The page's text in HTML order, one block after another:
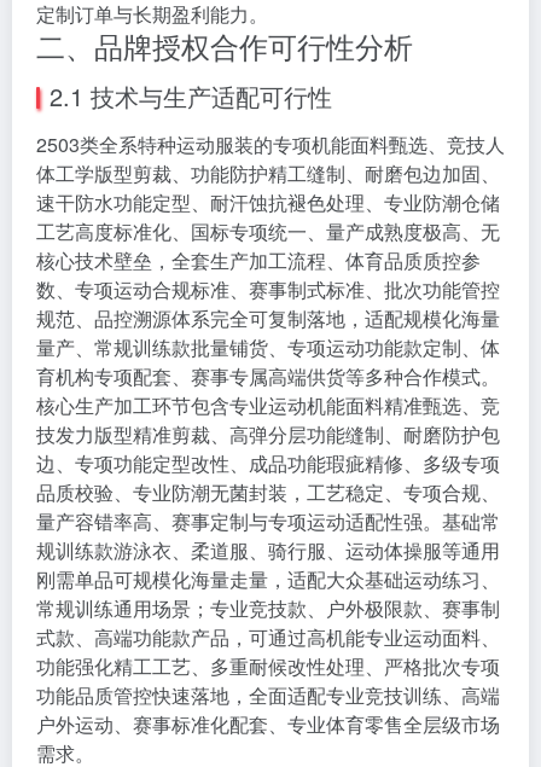
定制订单与长期盈利能力。
二、品牌授权合作可行性分析
2.1 技术与生产适配可行性
2503类全系特种运动服装的专项机能面料甄选、竞技人
体工学版型剪裁、功能防护精工缝制、耐磨包边加固、
速干防水功能定型、耐汗蚀抗褪色处理、专业防潮仓储
工艺高度标准化、国标专项统一、量产成熟度极高、无
核心技术壁垒，全套生产加工流程、体育品质质控参
数、专项运动合规标准、赛事制式标准、批次功能管控
规范、品控溯源体系完全可复制落地，适配规模化海量
量产、常规训练款批量铺货、专项运动功能款定制、体
育机构专项配套、赛事专属高端供货等多种合作模式。
核心生产加工环节包含专业运动机能面料精准甄选、竞
技发力版型精准剪裁、高弹分层功能缝制、耐磨防护包
边、专项功能定型改性、成品功能瑕疵精修、多级专项
品质校验、专业防潮无菌封装，工艺稳定、专项合规、
量产容错率高、赛事定制与专项运动适配性强。基础常
规训练款游泳衣、柔道服、骑行服、运动体操服等通用
刚需单品可规模化海量走量，适配大众基础运动练习、
常规训练通用场景；专业竞技款、户外极限款、赛事制
式款、高端功能款产品，可通过高机能专业运动面料、
功能强化精工工艺、多重耐候改性处理、严格批次专项
功能品质管控快速落地，全面适配专业竞技训练、高端
户外运动、赛事标准化配套、专业体育零售全层级市场
需求。